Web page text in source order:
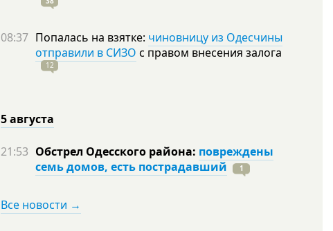
08:37 Попалась на взятке: чиновницу из Одесчины
отправили в СИЗО с правом внесения залога
12
5 августа
21:53 Обстрел Одесского района: повреждены
семь домов, есть пострадавший
1
Все новости →